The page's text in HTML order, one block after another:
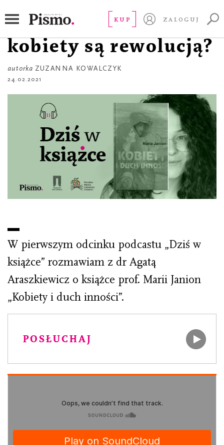
KUP ZALOGUJ
Janion. Dlaczego to
kobiety są rewolucją?
autorka ZUZANNA KOWALCZYK
24.02.2021
W pierwszym odcinku podcastu „Dziś w
książce” rozmawiam z dr Agatą
Araszkiewicz o książce prof. Marii Janion
„Kobiety i duch inności”.
POSŁUCHAJ